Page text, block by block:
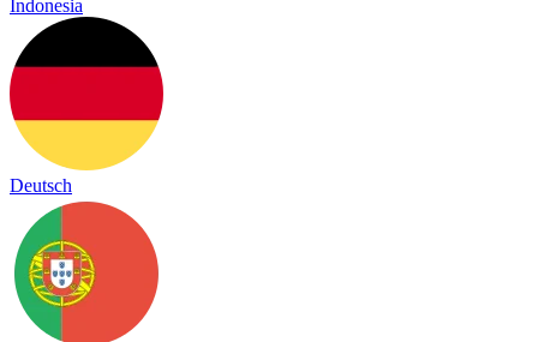
Indonesia
Deutsch